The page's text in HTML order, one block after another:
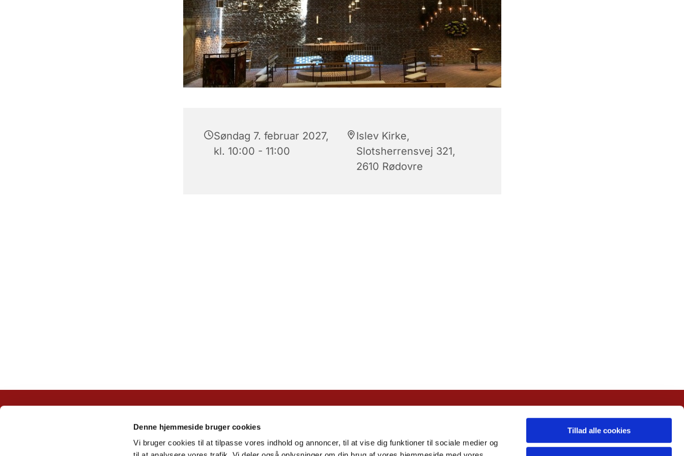
Denne hjemmeside bruger cookies
Vi bruger cookies til at tilpasse vores indhold og annoncer, til at vise dig funktioner til sociale medier og
Tillad alle cookies
Søndag 7. februar 2027,
kl. 10:00 - 11:00
Islev Kirke,
Slotsherrensvej 321,
2610 Rødovre
 +45 44 94 64 29